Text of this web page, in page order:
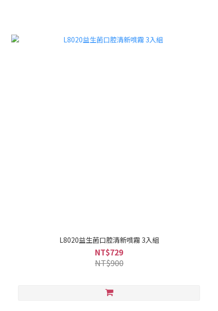
L8020益生菌口腔清新噴霧 3入組
NT$729
NT$900